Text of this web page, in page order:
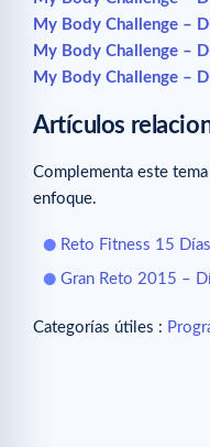
My Body Challenge –
My Body Challenge –
My Body Challenge –
Artículos
Complementa este
enfoque.
Reto Fitness 15
Gran Reto 2015 –
Categorías útiles :